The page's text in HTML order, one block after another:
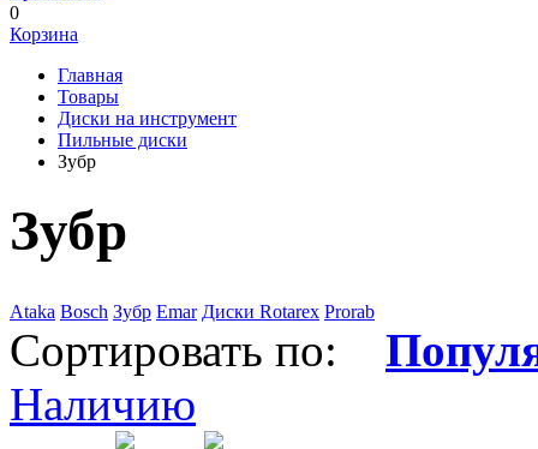
0
Корзина
Главная
Товары
Диски на инструмент
Пильные диски
Зубр
Зубр
Аtaka Bosch Зубр Emar Диски Rotarex Prorab
Сортировать по:
Наличию